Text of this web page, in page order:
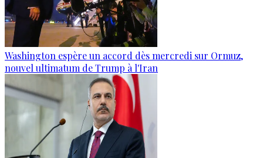
Washington espère un accord dès mercredi sur Ormuz,
nouvel ultimatum de Trump à l'Iran